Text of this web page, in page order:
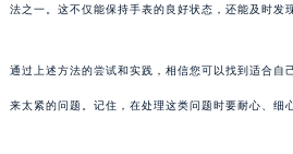
法之一。这不仅能保持手表的良好状态，还能及时发
通过上述方法的尝试和实践，相信您可以找到适合自
来太紧的问题。记住，在处理这类问题时要耐心、细